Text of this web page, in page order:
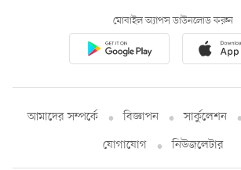
মোবাইল অ্যাপস ডাউনলোড করুন
আমাদের সম্পর্কে বিজ্ঞাপন সার্কুলেশন
যোগাযোগ
নিউজলেটার